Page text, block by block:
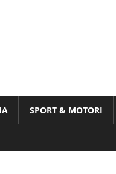
SPORT & MOTORI